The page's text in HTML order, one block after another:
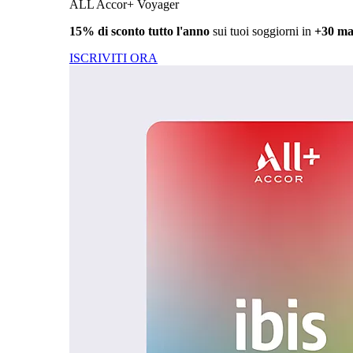
ALL Accor+ Voyager
15% di sconto tutto l'anno sui tuoi soggiorni in +30
ISCRIVITI ORA